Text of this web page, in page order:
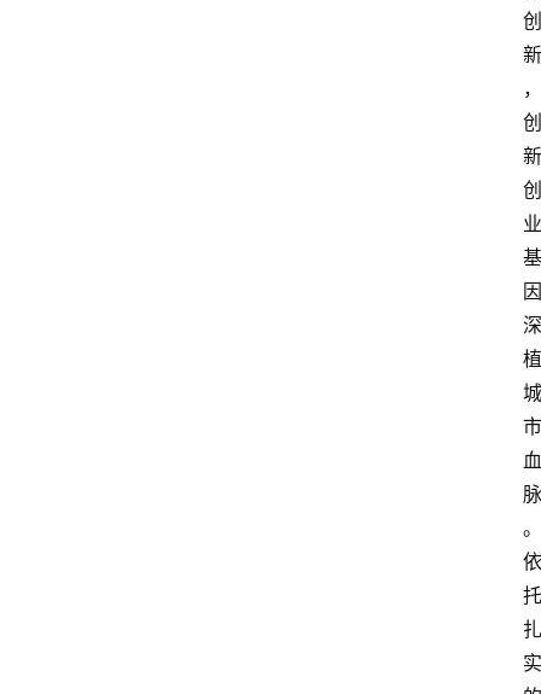
创
新
，
创
新
创
业
基
因
深
植
城
市
血
脉
。
依
托
扎
实